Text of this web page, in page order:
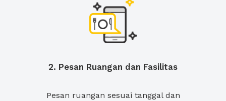
2. Pesan Ruangan dan Fasilitas
Pesan ruangan sesuai tanggal dan